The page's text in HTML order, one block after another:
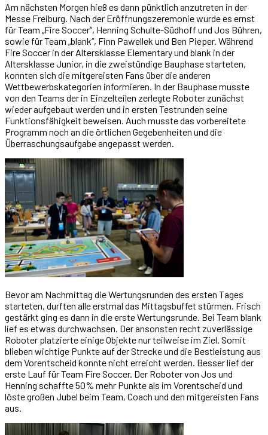
Am nächsten Morgen hieß es dann pünktlich anzutreten in der
Messe Freiburg. Nach der Eröffnungszeremonie wurde es ernst
für Team „Fire Soccer“, Henning Schulte-Südhoff und Jos Bühren,
sowie für Team „blank“, Finn Pawellek und Ben Pieper. Während
Fire Soccer in der Altersklasse Elementary und blank in der
Altersklasse Junior, in die zweistündige Bauphase starteten,
konnten sich die mitgereisten Fans über die anderen
Wettbewerbskategorien informieren. In der Bauphase musste
von den Teams der in Einzelteilen zerlegte Roboter zunächst
wieder aufgebaut werden und in ersten Testrunden seine
Funktionsfähigkeit beweisen. Auch musste das vorbereitete
Programm noch an die örtlichen Gegebenheiten und die
Überraschungsaufgabe angepasst werden.
Bevor am Nachmittag die Wertungsrunden des ersten Tages
starteten, durften alle erstmal das Mittagsbuffet stürmen. Frisch
gestärkt ging es dann in die erste Wertungsrunde. Bei Team blank
lief es etwas durchwachsen. Der ansonsten recht zuverlässige
Roboter platzierte einige Objekte nur teilweise im Ziel. Somit
blieben wichtige Punkte auf der Strecke und die Bestleistung aus
dem Vorentscheid konnte nicht erreicht werden. Besser lief der
erste Lauf für Team Fire Soccer. Der Roboter von Jos und
Henning schaffte 50% mehr Punkte als im Vorentscheid und
löste großen Jubel beim Team, Coach und den mitgereisten Fans
aus.